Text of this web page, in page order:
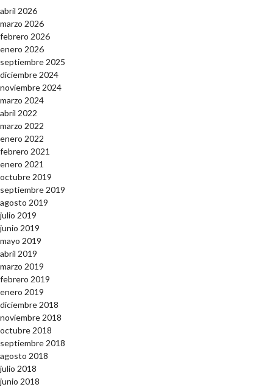
abril 2026
marzo 2026
febrero 2026
enero 2026
septiembre 2025
diciembre 2024
noviembre 2024
marzo 2024
abril 2022
marzo 2022
enero 2022
febrero 2021
enero 2021
octubre 2019
septiembre 2019
agosto 2019
julio 2019
junio 2019
mayo 2019
abril 2019
marzo 2019
febrero 2019
enero 2019
diciembre 2018
noviembre 2018
octubre 2018
septiembre 2018
agosto 2018
julio 2018
junio 2018